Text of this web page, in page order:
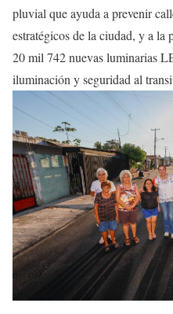
pluvial que ayuda a prevenir
estratégicos de la ciudad, y a la
20 mil 742 nuevas luminarias
iluminación y seguridad al